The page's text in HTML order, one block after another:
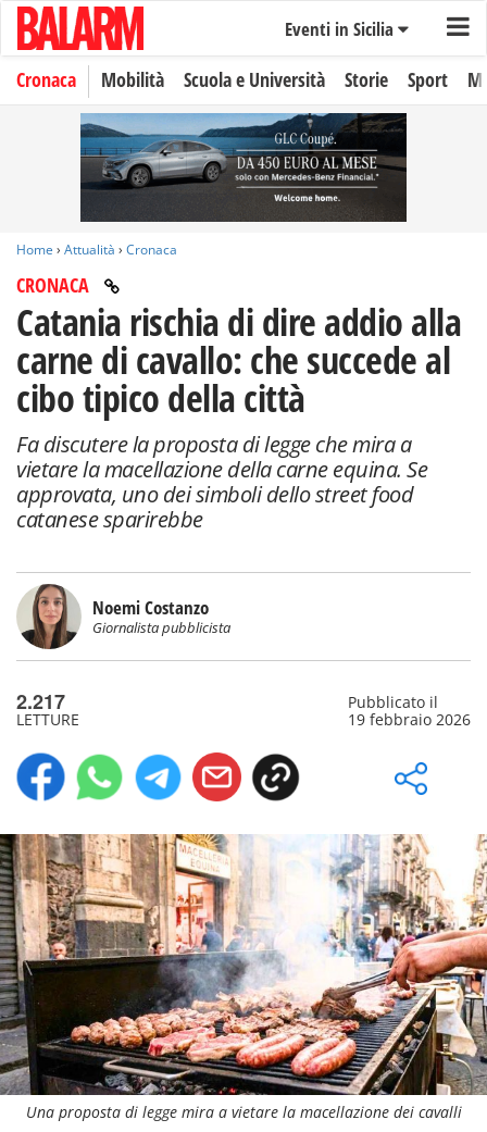
Eventi in Sicilia
Cronaca Mobilità Scuola e Università Storie Sport
Home › Attualità › Cronaca
CRONACA
Catania rischia di dire addio alla
carne di cavallo: che succede al
cibo tipico della città
Fa discutere la proposta di legge che mira a
vietare la macellazione della carne equina. Se
approvata, uno dei simboli dello street food
catanese sparirebbe
Noemi Costanzo
Giornalista pubblicista
2.217
LETTURE
Pubblicato il
19 febbraio 2026
Una proposta di legge mira a vietare la macellazione dei cavalli